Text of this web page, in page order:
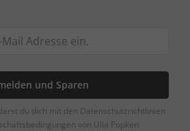
und Sparen
du dich mit den Datenschutzrichtlinien
von Ulla Popken